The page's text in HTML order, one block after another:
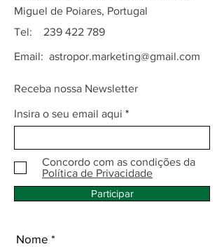
Miguel de Poiares, Portugal
Tel: 239 422 789
Email: astropor.marketing@gmail.com
Receba nossa Newsletter
Insira o seu email aqui
Concordo com as condições da
Política de Privacidade
Participar
Nome